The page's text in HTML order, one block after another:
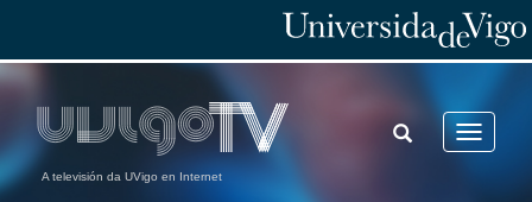
A televisión da UVigo en Internet
Toggle
TOGGLE
SEARCH